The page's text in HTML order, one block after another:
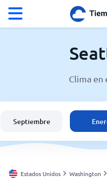
El clima en Seattle
España
Argentina
Clima en
Septiembre
Estados Unidos Washington